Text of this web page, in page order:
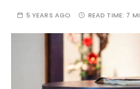
5 YEARS AGO READ TIME: 7